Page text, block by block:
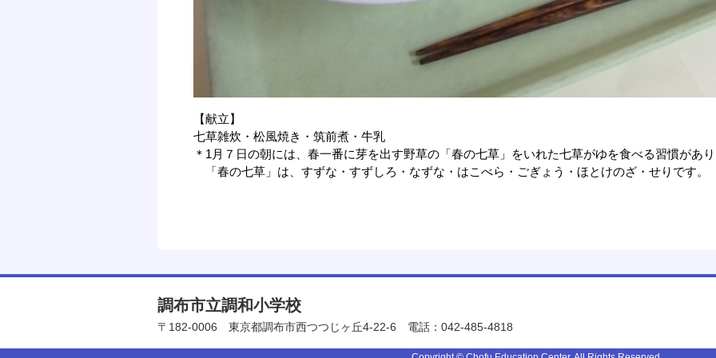
【献立】
七草雑炊・松風焼き・筑前煮・牛乳
＊1月７日の朝には、春一番に芽を出す野草の「春の七草」をいれた七草がゆを食べる習慣があ
「春の七草」は、すずな・すずしろ・なずな・はこべら・ごぎょう・ほとけのざ・せりです。
調布市立調和小学校
〒182-0006 東京都調布市西つつじヶ丘4-22-6 電話：042-485-4818